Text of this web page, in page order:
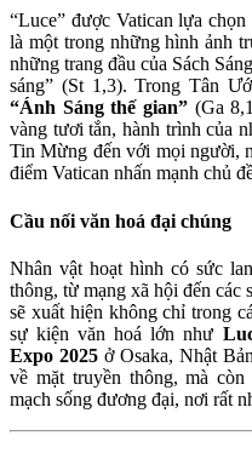
“Luce” được Vatican lựa
là một trong những hình ảnh
những trang đầu của Sách
sáng” (St 1,3). Trong Tân
“Ánh Sáng thế gian”(Ga
vàng tươi tắn, hành trình của
Tin Mừng đến với mọi người,
điểm Vatican nhấn mạnh chủ
Cầu nối văn hoá đại chúng
Nhân vật hoạt hình có sức
thông, từ mạng xã hội đến
sẽ xuất hiện không chỉ trong
sự kiện văn hoá lớn như
Expo 2025 ở Osaka, Nhật
về mặt truyền thông, mà
mạch sống đương đại, nơi rất